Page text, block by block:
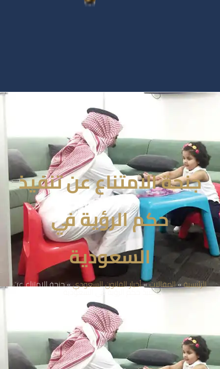
جنحة الامتناع عن تنفيذ
حكم الرؤية في
السعودية
الرئيسية»المقالات»أخبار القانون السعودي»جنحة الامتناع عن
تنفيذ حكم الرؤية في السعودية